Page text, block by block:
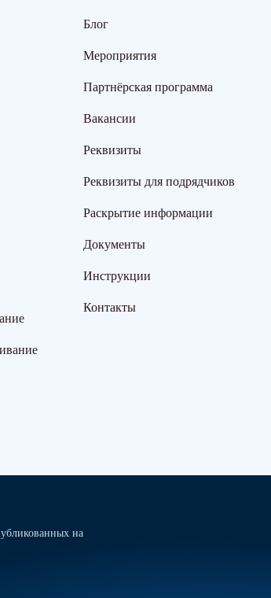
Блог
Мероприятия
Партнёрская программа
Вакансии
Реквизиты
Реквизиты для подрядчиков
Раскрытие информации
Документы
Инструкции
Контакты
на